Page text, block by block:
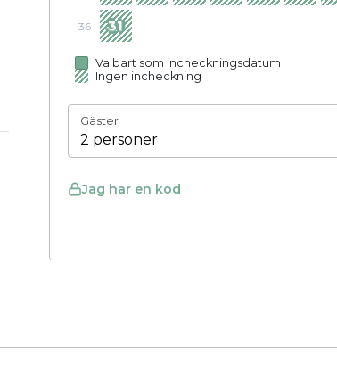
36 31
Valbart som incheckningsdatum
Ingen incheckning
Gäster
2 personer
Jag har en kod